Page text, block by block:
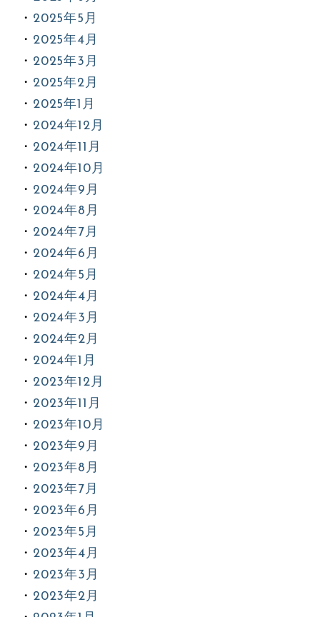
2025年5月
2025年4月
2025年3月
2025年2月
2025年1月
2024年12月
2024年11月
2024年10月
2024年9月
2024年8月
2024年7月
2024年6月
2024年5月
2024年4月
2024年3月
2024年2月
2024年1月
2023年12月
2023年11月
2023年10月
2023年9月
2023年8月
2023年7月
2023年6月
2023年5月
2023年4月
2023年3月
2023年2月